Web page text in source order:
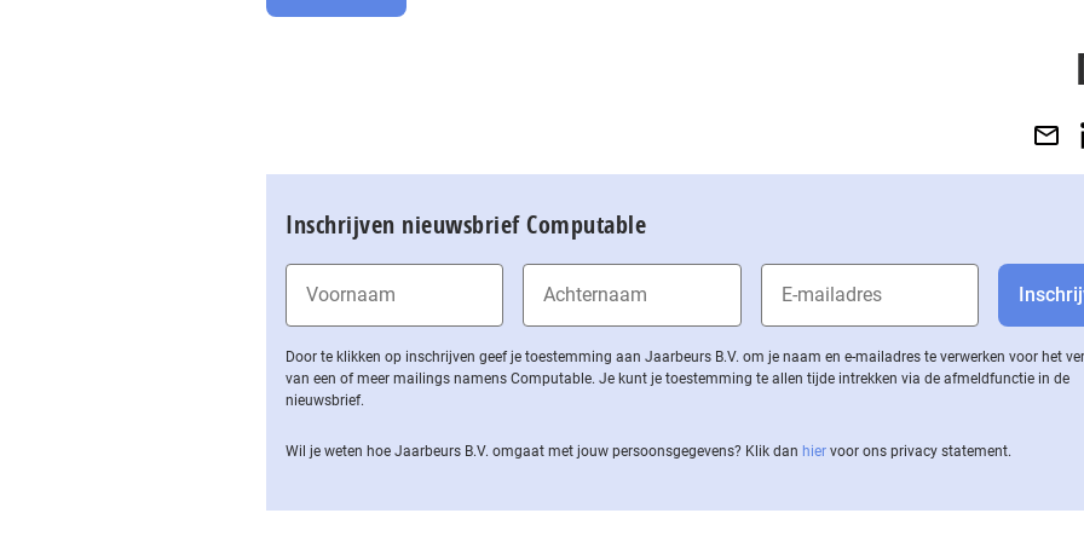
Inschrijven nieuwsbrief Computable
Door te klikken op inschrijven geef je toestemming aan Jaarbeurs B.V. om je naam en e-mailadres te verwerken voor het
van een of meer mailings namens Computable. Je kunt je toestemming te allen tijde intrekken via de af­meld­func­tie in de
nieuwsbrief.
Wil je weten hoe Jaarbeurs B.V. omgaat met jouw per­soons­ge­ge­vens? Klik dan hier voor ons privacy statement.